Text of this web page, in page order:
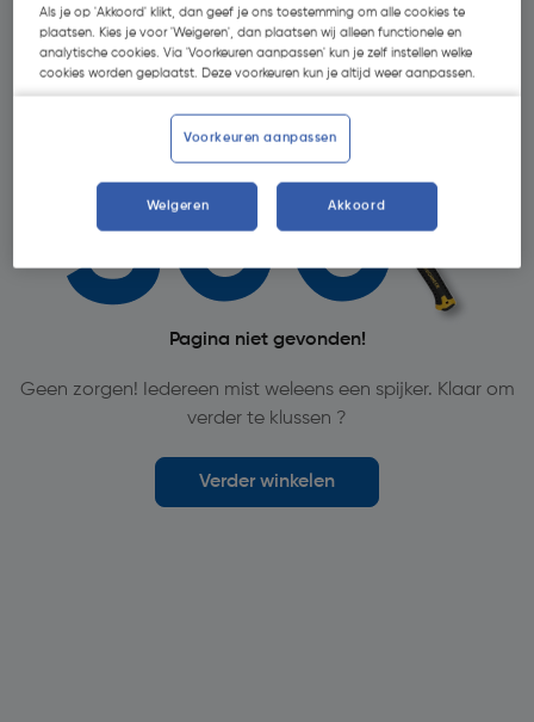
Oops!
Pagina niet gevonden!
Geen zorgen! Iedereen mist weleens een spijker. Klaar om
verder te klussen ?
Verder winkelen
Als je op 'Akkoord' klikt, dan geef je ons toestemming om alle cookies te
plaatsen. Kies je voor 'Weigeren', dan plaatsen wij alleen functionele en
analytische cookies. Via 'Voorkeuren aanpassen' kun je zelf instellen welke
cookies worden geplaatst. Deze voorkeuren kun je altijd weer aanpassen.
Voorkeuren aanpassen
Weigeren Akkoord